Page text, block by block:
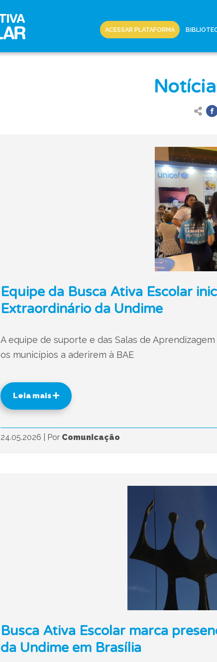
ACESSAR PLATAFORMA
Equipe da Busca Ativa Escolar
Extraordinário da Undime
A equipe de suporte e das Salas de
os municípios a aderirem à BAE
Leia mais
24.05.2026 Por Comunicação
Busca Ativa Escolar marca
da Undime em Brasília